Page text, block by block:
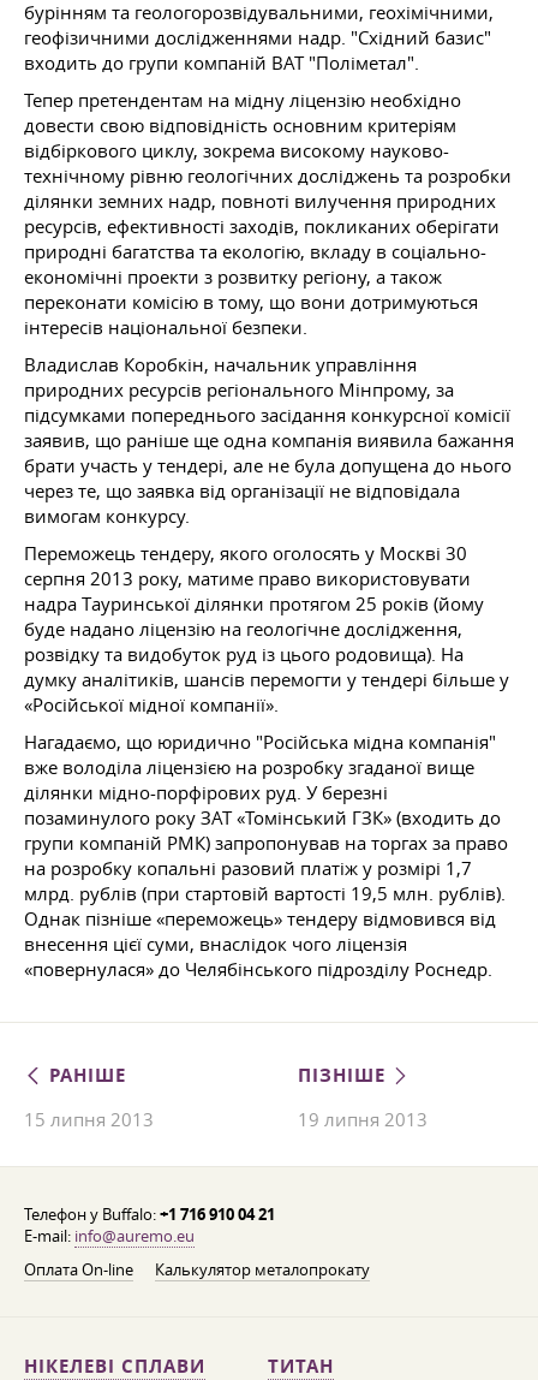
бурінням та геологорозвідувальними, геохімічними,
геофізичними дослідженнями надр. "Східний базис"
входить до групи компаній ВАТ "Поліметал".
Тепер претендентам на мідну ліцензію необхідно
довести свою відповідність основним критеріям
відбіркового циклу, зокрема високому науково-
технічному рівню геологічних досліджень та розробки
ділянки земних надр, повноті вилучення природних
ресурсів, ефективності заходів, покликаних оберігати
природні багатства та екологію, вкладу в соціально-
економічні проекти з розвитку регіону, а також
переконати комісію в тому, що вони дотримуються
інтересів національної безпеки.
Владислав Коробкін, начальник управління
природних ресурсів регіонального Мінпрому, за
підсумками попереднього засідання конкурсної комісії
заявив, що раніше ще одна компанія виявила бажання
брати участь у тендері, але не була допущена до нього
через те, що заявка від організації не відповідала
вимогам конкурсу.
Переможець тендеру, якого оголосять у Москві 30
серпня 2013 року, матиме право використовувати
надра Тауринської ділянки протягом 25 років (йому
буде надано ліцензію на геологічне дослідження,
розвідку та видобуток руд із цього родовища). На
думку аналітиків, шансів перемогти у тендері більше у
«Російської мідної компанії».
Нагадаємо, що юридично "Російська мідна компанія"
вже володіла ліцензією на розробку згаданої вище
ділянки мідно-порфірових руд. У березні
позаминулого року ЗАТ «Томінський ГЗК» (входить до
групи компаній РМК) запропонував на торгах за право
на розробку копальні разовий платіж у розмірі 1,7
млрд. рублів (при стартовій вартості 19,5 млн. рублів).
Однак пізніше «переможець» тендеру відмовився від
внесення цієї суми, внаслідок чого ліцензія
«повернулася» до Челябінського підрозділу Роснедр.
РАНІШЕ
15 липня 2013
ПІЗНІШЕ
19 липня 2013
Телефон у Buffalo:+1 716 910 04 21
E-mail: info@auremo.eu
Оплата On-line
Калькулятор металопрокату
НІКЕЛЕВІ СПЛАВИ ТИТАН